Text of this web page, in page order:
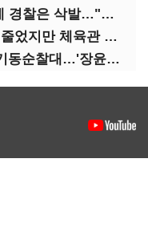
(폴리스라인)'순환근무 방침'에 경찰은 삭발…"베테랑·수사력 보강 먼저"
'올공 시위' 2개월…집회 인원 줄었지만 체육관 봉쇄 계속
'신림동·서현역 칼부림' 뒤엔 기동순찰대…'장윤기 은폐·조작' 후엔 내부비리수사대